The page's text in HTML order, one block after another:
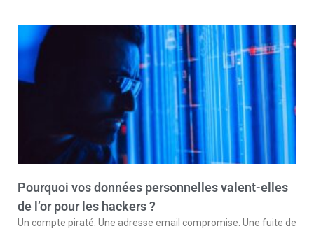
Pourquoi vos données personnelles valent-elles
de l’or pour les hackers ?
Un compte piraté. Une adresse email compromise. Une fuite de